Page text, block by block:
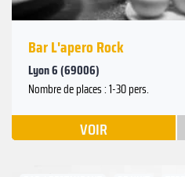
Bar L'apero Rock
Lyon 6 (69006)
Nombre de places : 1-30 pers.
VOIR